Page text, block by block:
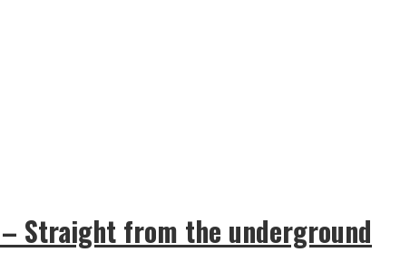
Straight from the underground